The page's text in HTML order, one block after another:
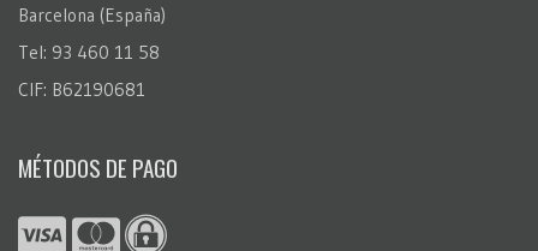
Barcelona (España)
Tel: 93 460 11 58
CIF: B62190681
MÉTODOS DE PAGO